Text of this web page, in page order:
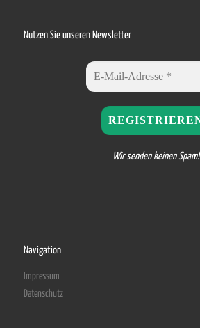
Nutzen Sie unseren Newsletter
Wir senden keinen Spam!
Navigation
Impressum
Datenschutz